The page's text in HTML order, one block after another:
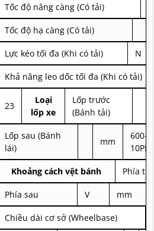
Tốc độ nâng càng (Có tải)
Tốc độ hạ càng (Có tải)
Lực kéo tối đa (Khi có tải) N
Khả năng leo dốc tối đa (Khi có tải)
23
Loại
lốp xe
Lốp trước
(Bánh tải)
Lốp sau (Bánh
lái)
mm
600-
10PR
Khoảng cách vệt bánh Phía
Phía sau V mm
Chiều dài cơ sở (Wheelbase)